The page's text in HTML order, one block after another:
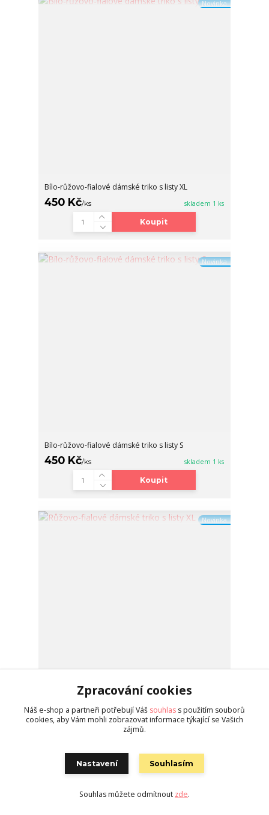
Novinka
Bílo-růžovo-fialové dámské triko s listy XL
450 Kč/ks skladem 1 ks
Koupit
Novinka
Bílo-růžovo-fialové dámské triko s listy S
450 Kč/ks skladem 1 ks
Koupit
Novinka
450 Kč/ks skladem 1 ks
Zpracování cookies
Náš e-shop a partneři potřebují Váš souhlas s použitím souborů
cookies, aby Vám mohli zobrazovat informace týkající se Vašich
zájmů.
Nastavení Souhlasím
Souhlas můžete odmítnout zde.